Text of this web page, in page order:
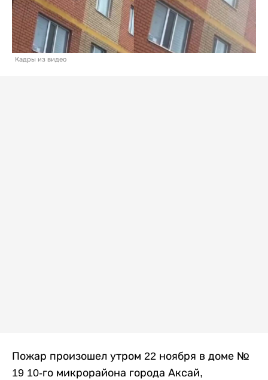
Кадры из видео
Пожар произошел утром 22 ноября в доме №
19 10-го микрорайона города Аксай,